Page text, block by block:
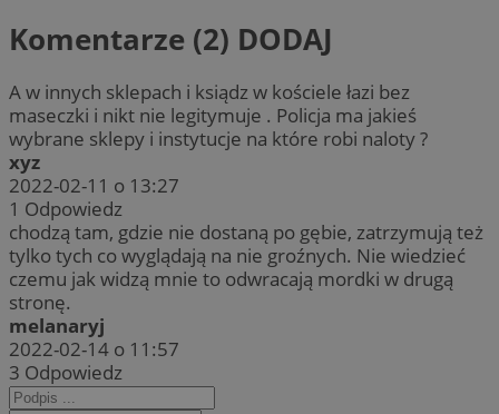
Komentarze (2) DODAJ
A w innych sklepach i ksiądz w kościele łazi bez
maseczki i nikt nie legitymuje . Policja ma jakieś
wybrane sklepy i instytucje na które robi naloty ?
xyz
2022-02-11 o 13:27
1 Odpowiedz
chodzą tam, gdzie nie dostaną po gębie, zatrzymują też
tylko tych co wyglądają na nie groźnych. Nie wiedzieć
czemu jak widzą mnie to odwracają mordki w drugą
stronę.
melanaryj
2022-02-14 o 11:57
3 Odpowiedz